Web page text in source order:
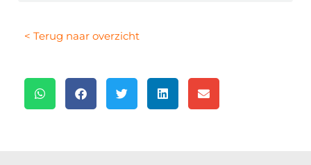
< Terug naar overzicht